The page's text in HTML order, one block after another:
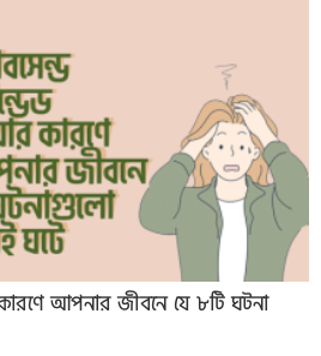
কারণে আপনার জীবনে যে ৮টি ঘটনা